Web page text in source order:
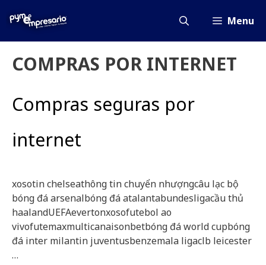
Menu
COMPRAS POR INTERNET
Compras seguras por
internet
xosotin chelseathông tin chuyển nhượngcâu lạc bộ
bóng đá arsenalbóng đá atalantabundesligacầu thủ
haalandUEFAevertonxosofutebol ao
vivofutemaxmulticanaisonbetbóng đá world cupbóng
đá inter milantin juventusbenzemala ligaclb leicester
…